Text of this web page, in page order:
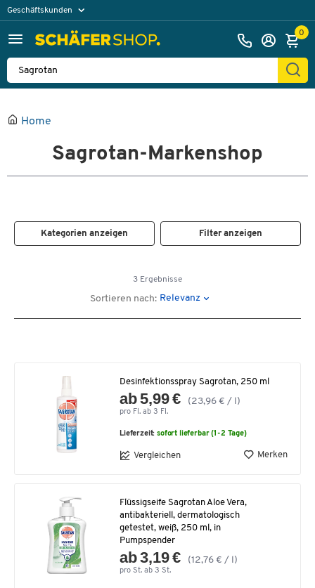
Geschäftskunden
0
Home
Sagrotan-Markenshop
Kategorien anzeigen Filter anzeigen
3 Ergebnisse
Sortieren nach: Relevanz
Desinfektionsspray Sagrotan, 250 ml
ab 5,99 € (23,96 € / l)
pro Fl. ab 3 Fl.
Lieferzeit:sofort lieferbar (1-2 Tage)
Vergleichen Merken
Flüssigseife Sagrotan Aloe Vera,
antibakteriell, dermatologisch
getestet, weiß, 250 ml, in
Pumpspender
ab 3,19 € (12,76 € / l)
pro St. ab 3 St.